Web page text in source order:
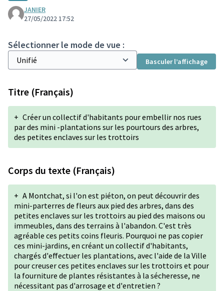
JANIER
27/05/2022 17:52
Sélectionner le mode de vue :
Basculer l’affichage
Titre (Français)
+ Créer un collectif d'habitants pour embellir nos rues
par des mini -plantations sur les pourtours des arbres,
des petites enclaves sur les trottoirs
Corps du texte (Français)
+ A Montchat, si l'on est piéton, on peut découvrir des
mini-parterres de fleurs aux pied des arbres, dans des
petites enclaves sur les trottoirs au pied des maisons ou
immeubles, dans des terrains à l'abandon. C'est très
agréable ces petits coins fleuris. Pourquoi ne pas copier
ces mini-jardins, en créant un collectif d'habitants,
chargés d'effectuer les plantations, avec l'aide de la Ville
pour creuser ces petites enclaves sur les trottoirs et pour
la fourniture de plantes résistantes à la sécheresse, ne
nécessitant pas d'arrosage et d'entretien ?